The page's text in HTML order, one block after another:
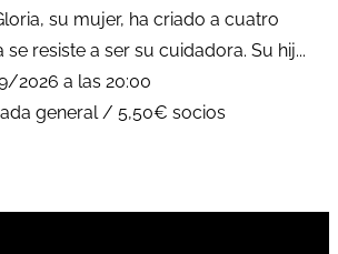
su mujer, ha criado a cuatro
resiste a ser su cuidadora. Su hij...
2026 a las 20:00
general / 5,50€ socios